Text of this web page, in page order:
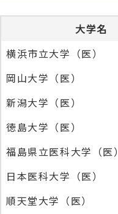
大学名
横浜市立大学（医）
岡山大学（医）
新潟大学（医）
徳島大学（医）
福島県立医科大学（医）
日本医科大学（医）
順天堂大学（医）